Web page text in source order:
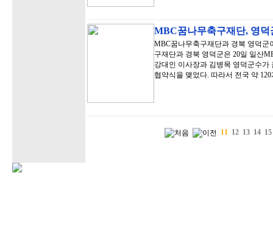
MBC꿈나무축구재단, 영
MBC꿈나무축구재단과 경북 영덕군
구재단과 경북 영덕군은 20일 일산
강대인 이사장과 김병목 영덕군수가
협약식을 맺었다. 따라서 전국 약
11 12 13 14 15